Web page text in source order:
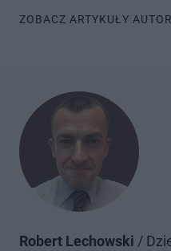
ZOBACZ ARTYKUŁY
Robert Lechowski /